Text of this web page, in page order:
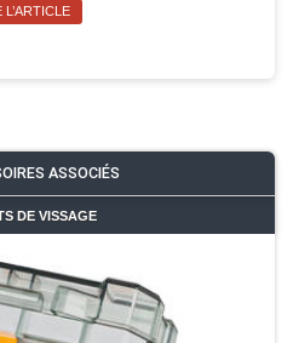
L’ARTICLE
ASSOCIÉS
DE VISSAGE